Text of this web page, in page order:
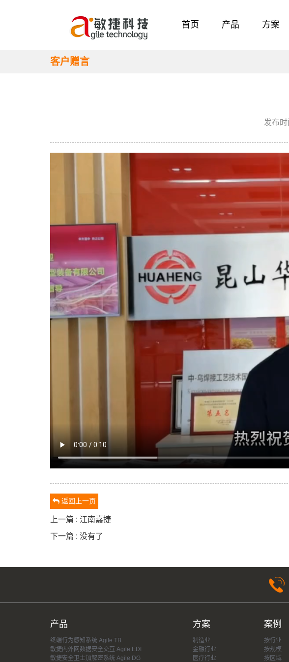
首页 产品 方案
客户赠言
发布
返回上一页
上一篇 : 江南嘉捷
下一篇 : 没有了
产品
终端行为感知系统 Agile TB
敏捷内外网数据安全交互 Agile EDI
敏捷安全卫士加解密系统 Agile DG
方案
制造业
金融行业
医疗行业
案例
按行业
按规模
按区域